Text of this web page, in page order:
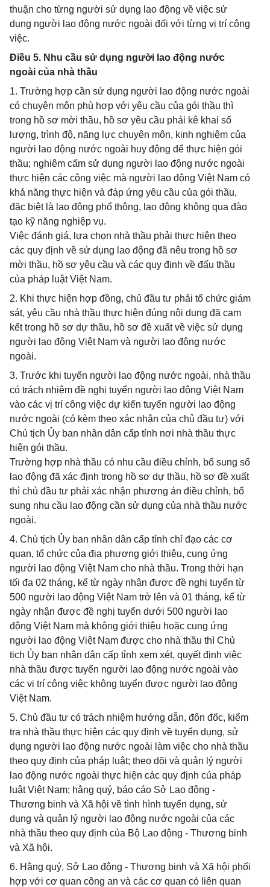
thuận cho từng người sử dụng lao động về việc sử
dụng người lao động nước ngoài đối với từng vị trí công
việc.
Điều 5. Nhu cầu sử dụng người lao động nước
ngoài của nhà thầu
1. Trường hợp cần sử dụng người lao động nước ngoài
có chuyên môn phù hợp với yêu cầu của gói thầu thì
trong hồ sơ mời thầu, hồ sơ yêu cầu phải kê khai số
lượng, trình độ, năng lực chuyên môn, kinh nghiệm của
người lao động nước ngoài huy động để thực hiện gói
thầu; nghiêm cấm sử dụng người lao động nước ngoài
thực hiện các công việc mà người lao động Việt Nam có
khả năng thực hiện và đáp ứng yêu cầu của gói thầu,
đặc biệt là lao động phổ thông, lao động không qua đào
tạo kỹ năng nghiệp vụ.
Việc đánh giá, lựa chọn nhà thầu phải thực hiện theo
các quy định về sử dụng lao động đã nêu trong hồ sơ
mời thầu, hồ sơ yêu cầu và các quy định về đấu thầu
của pháp luật Việt Nam.
2. Khi thực hiện hợp đồng, chủ đầu tư phải tổ chức giám
sát, yêu cầu nhà thầu thực hiện đúng nội dung đã cam
kết trong hồ sơ dự thầu, hồ sơ đề xuất về việc sử dụng
người lao động Việt Nam và người lao động nước
ngoài.
3. Trước khi tuyển người lao động nước ngoài, nhà thầu
có trách nhiệm đề nghị tuyển người lao động Việt Nam
vào các vị trí công việc dự kiến tuyển người lao động
nước ngoài (có kèm theo xác nhận của chủ đầu tư) với
Chủ tịch Ủy ban nhân dân cấp tỉnh nơi nhà thầu thực
hiện gói thầu.
Trường hợp nhà thầu có nhu cầu điều chỉnh, bổ sung số
lao động đã xác định trong hồ sơ dự thầu, hồ sơ đề xuất
thì chủ đầu tư phải xác nhận phương án điều chỉnh, bổ
sung nhu cầu lao động cần sử dụng của nhà thầu nước
ngoài.
4. Chủ tịch Ủy ban nhân dân cấp tỉnh chỉ đạo các cơ
quan, tổ chức của địa phương giới thiệu, cung ứng
người lao động Việt Nam cho nhà thầu. Trong thời hạn
tối đa 02 tháng, kể từ ngày nhận được đề nghị tuyển từ
500 người lao động Việt Nam trở lên và 01 tháng, kể từ
ngày nhận được đề nghị tuyển dưới 500 người lao
động Việt Nam mà không giới thiệu hoặc cung ứng
người lao động Việt Nam được cho nhà thầu thì Chủ
tịch Ủy ban nhân dân cấp tỉnh xem xét, quyết định việc
nhà thầu được tuyển người lao động nước ngoài vào
các vị trí công việc không tuyển được người lao động
Việt Nam.
5. Chủ đầu tư có trách nhiệm hướng dẫn, đôn đốc, kiểm
tra nhà thầu thực hiện các quy định về tuyển dụng, sử
dụng người lao động nước ngoài làm việc cho nhà thầu
theo quy định của pháp luật; theo dõi và quản lý người
lao động nước ngoài thực hiện các quy định của pháp
luật Việt Nam; hằng quý, báo cáo Sở Lao động -
Thương binh và Xã hội về tình hình tuyển dụng, sử
dụng và quản lý người lao động nước ngoài của các
nhà thầu theo quy định của Bộ Lao động - Thương binh
và Xã hội.
6. Hằng quý, Sở Lao động - Thương binh và Xã hội phối
hợp với cơ quan công an và các cơ quan có liên quan